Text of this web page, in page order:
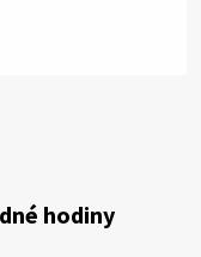
preto
hodiny